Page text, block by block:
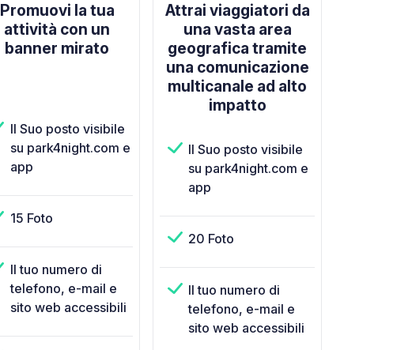
Promuovi la tua
attività con un
banner mirato
Il Suo posto visibile
su park4night.com e
app
15 Foto
Il tuo numero di
telefono, e-mail e
sito web accessibili
Attrai viaggiatori da
una vasta area
geografica tramite
una comunicazione
multicanale ad alto
impatto
Il Suo posto visibile
su park4night.com e
app
20 Foto
Il tuo numero di
telefono, e-mail e
sito web accessibili